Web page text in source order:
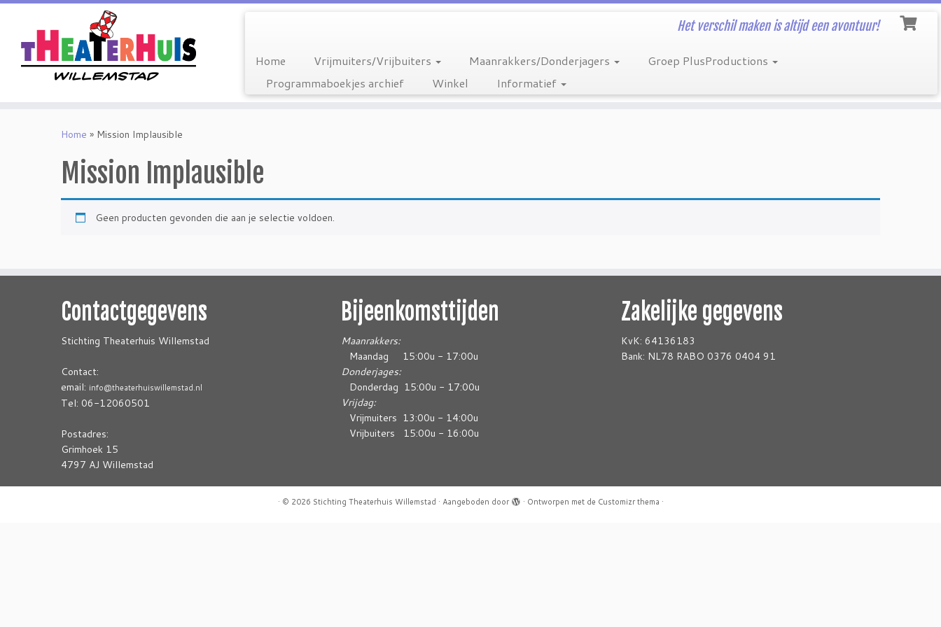
Het verschil maken is altijd een avontuur!
Home Vrijmuiters/Vrijbuiters Maanrakkers/Donderjagers
Groep PlusProductions
Programmaboekjes archief
Winkel Informatief
Home » Mission Implausible
Mission Implausible
Geen producten gevonden die aan je selectie voldoen.
Contactgegevens
Stichting Theaterhuis Willemstad
Contact:
email: info@theaterhuiswillemstad.nl
Tel: 06-12060501
Postadres:
Grimhoek 15
4797 AJ Willemstad
Bijeenkomsttijden
Maanrakkers:
Maandag 15:00u - 17:00u
Donderjages:
Donderdag 15:00u - 17:00u
Vrijdag:
Vrijmuiters 13:00u - 14:00u
Vrijbuiters 15:00u - 16:00u
Zakelijke gegevens
KvK: 64136183
Bank: NL78 RABO 0376 0404 91
· © 2026 Stichting Theaterhuis Willemstad · Aangeboden door · Ontworpen met de Customizr thema ·